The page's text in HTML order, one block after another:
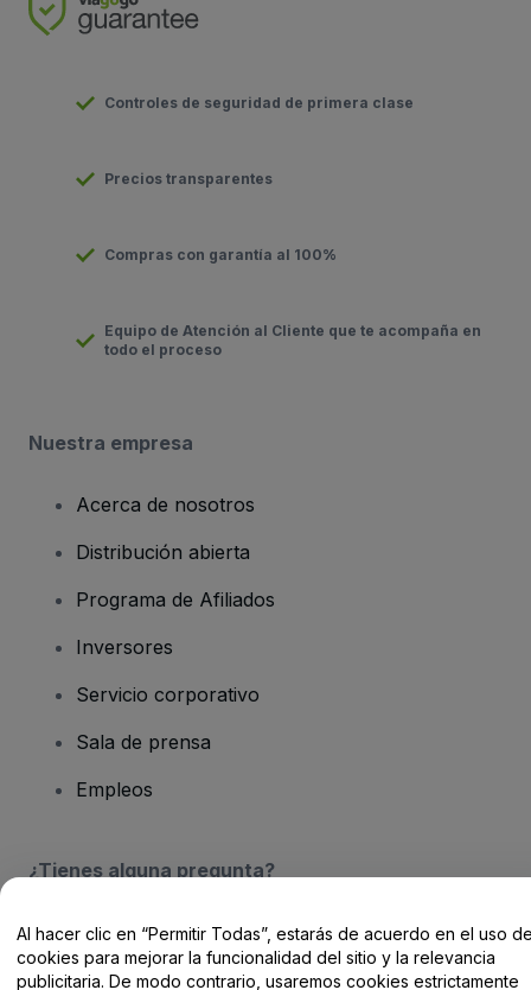
Controles de seguridad de primera clase
Precios transparentes
Compras con garantía al 100%
Equipo de Atención al Cliente que te acompaña en
todo el proceso
Nuestra empresa
Acerca de nosotros
Distribución abierta
Programa de Afiliados
Inversores
Servicio corporativo
Sala de prensa
Empleos
¿Tienes alguna pregunta?
Centro de Ayuda / Contacto
Al hacer clic en “Permitir Todas”, estarás de acuerdo en el uso
cookies para mejorar la funcionalidad del sitio y la relevancia
publicitaria. De modo contrario, usaremos cookies estrictamente